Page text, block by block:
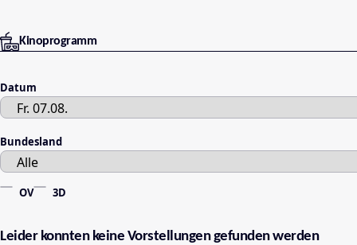
Kinoprogramm
Datum
Bundesland
OV 3D
Leider konnten keine Vorstellungen gefunden werden